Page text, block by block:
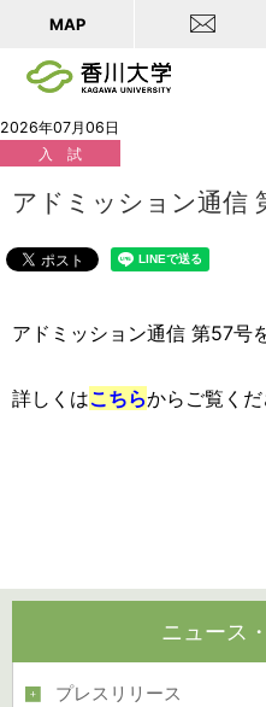
MAP
2026年07月06日
入 試
アドミッション通信
アドミッション通信 第57号
詳しくはこちらからご覧くだ
ニュース
プレスリリース